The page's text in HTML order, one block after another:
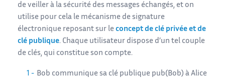
de veiller à la sécurité des messages échangés, et on
utilise pour cela le mécanisme de signature
électronique reposant sur le concept de clé privée et de
clé publique. Chaque utilisateur dispose d’un tel couple
de clés, qui constitue son compte.
Bob communique sa clé publique pub(Bob) à Alice